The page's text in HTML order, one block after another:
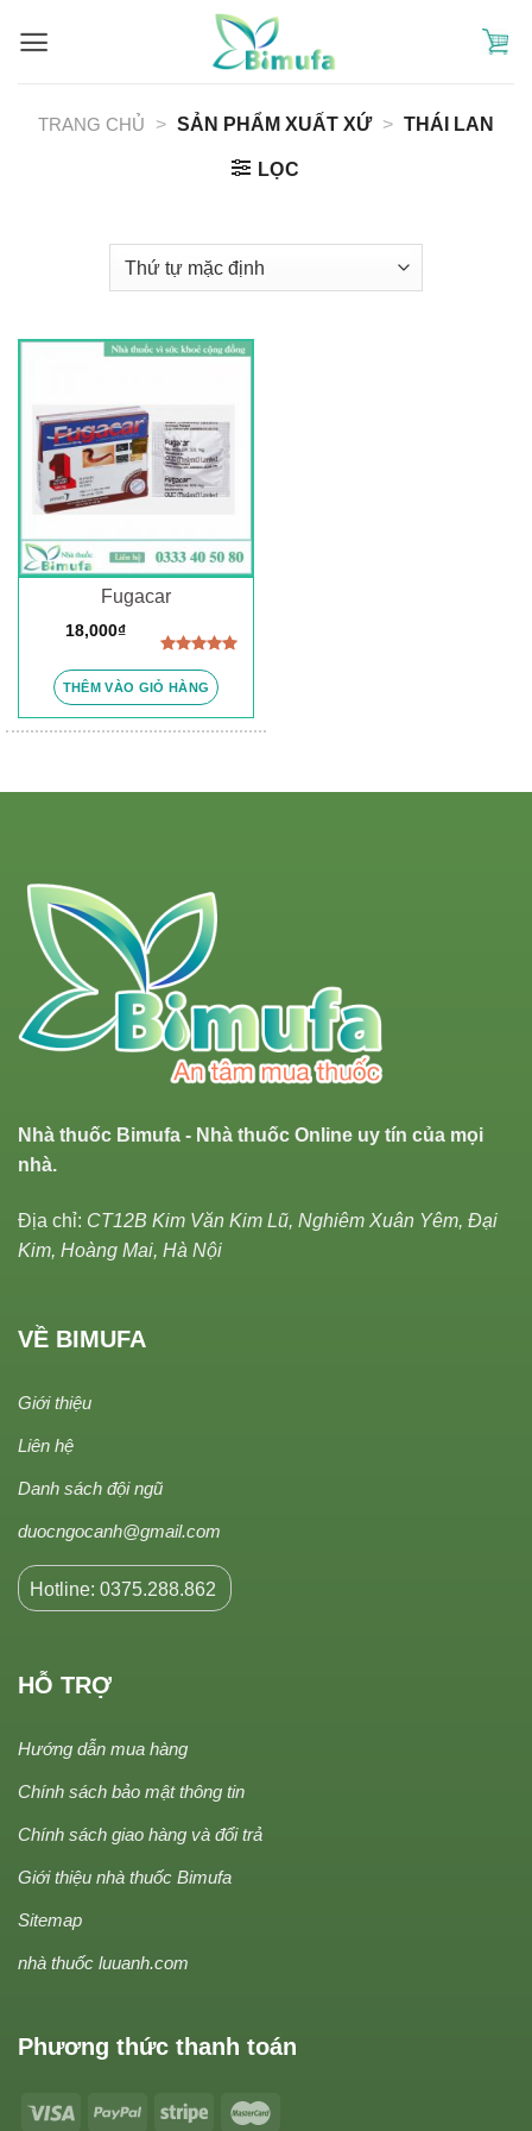
TRANG CHỦ > SẢN PHẨM XUẤT XỨ > THÁI LAN
LỌC
Fugacar
hạng5.00
5 sao
18,000₫
THÊM VÀO GIỎ HÀNG
Nhà thuốc Bimufa - Nhà thuốc Online uy tín của mọi
nhà.
Địa chỉ: CT12B Kim Văn Kim Lũ, Nghiêm Xuân Yêm, Đại
Kim, Hoàng Mai, Hà Nội
VỀ BIMUFA
Giới thiệu
Liên hệ
Danh sách đội ngũ
duocngocanh@gmail.com
Hotline: 0375.288.862
HỖ TRỢ
Hướng dẫn mua hàng
Chính sách bảo mật thông tin
Chính sách giao hàng và đổi trả
Giới thiệu nhà thuốc Bimufa
Sitemap
nhà thuốc luuanh.com
Phương thức thanh toán